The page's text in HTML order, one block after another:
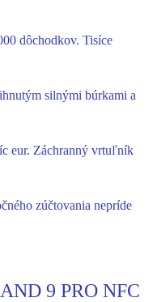
dôchodkov. Tisíce
silnými búrkami a
eur. Záchranný vrtuľník
zúčtovania nepríde
9 PRO NFC